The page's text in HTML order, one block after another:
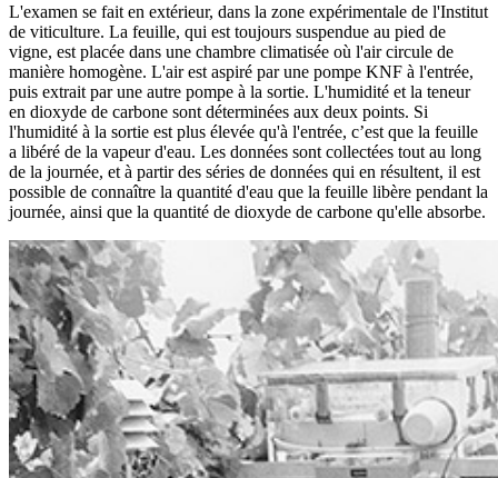
L'examen se fait en extérieur, dans la zone expérimentale de l'Institut
de viticulture. La feuille, qui est toujours suspendue au pied de
vigne, est placée dans une chambre climatisée où l'air circule de
manière homogène. L'air est aspiré par une pompe KNF à l'entrée,
puis extrait par une autre pompe à la sortie. L'humidité et la teneur
en dioxyde de carbone sont déterminées aux deux points. Si
l'humidité à la sortie est plus élevée qu'à l'entrée, c’est que la feuille
a libéré de la vapeur d'eau. Les données sont collectées tout au long
de la journée, et à partir des séries de données qui en résultent, il est
possible de connaître la quantité d'eau que la feuille libère pendant la
journée, ainsi que la quantité de dioxyde de carbone qu'elle absorbe.